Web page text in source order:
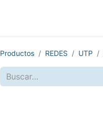
Productos REDES UTP